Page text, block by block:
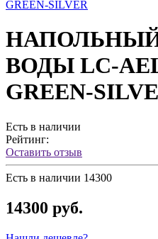
ВОДЫ LC-
GREEN-
Есть в наличии
Рейтинг:
Оставить отзыв
Есть в наличии 14300
14300 руб.